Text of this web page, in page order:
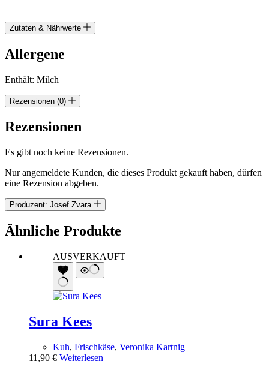
Zutaten & Nährwerte
Allergene
Enthält: Milch
Rezensionen (0)
Rezensionen
Es gibt noch keine Rezensionen.
Nur angemeldete Kunden, die dieses Produkt gekauft haben, dürfen
eine Rezension abgeben.
Produzent: Josef Zvara
Ähnliche Produkte
AUSVERKAUFT
Sura Kees
Kuh, Frischkäse, Veronika Kartnig
11,90 € Weiterlesen